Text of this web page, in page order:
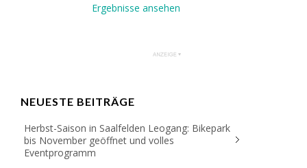
Ergebnisse ansehen
NEUESTE BEITRÄGE
Herbst-Saison in Saalfelden Leogang: Bikepark
bis November geöffnet und volles
Eventprogramm